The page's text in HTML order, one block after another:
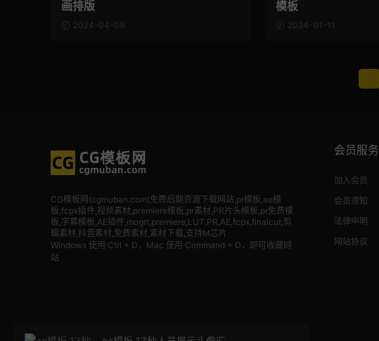
画排版
2024-04-09
模板
2024-01-11
1
CG模板网(cgmuban.com)免费后期资源下载网站,pr模板,ae模
板,fcpx插件,视频素材,premiere模板,pr素材,PR片头模板,pr免费模
板,字幕模板,AE插件,mogrt,premiere,LUT,PR,AE,fcpx,finalcut,剪
辑素材,抖音素材,免费素材,素材下载,支持M芯片
Windows 使用 Ctrl + D，Mac 使用 Command + D，即可收藏网
站
会员服务
加入会员
会员须知
法律申明
网站协议